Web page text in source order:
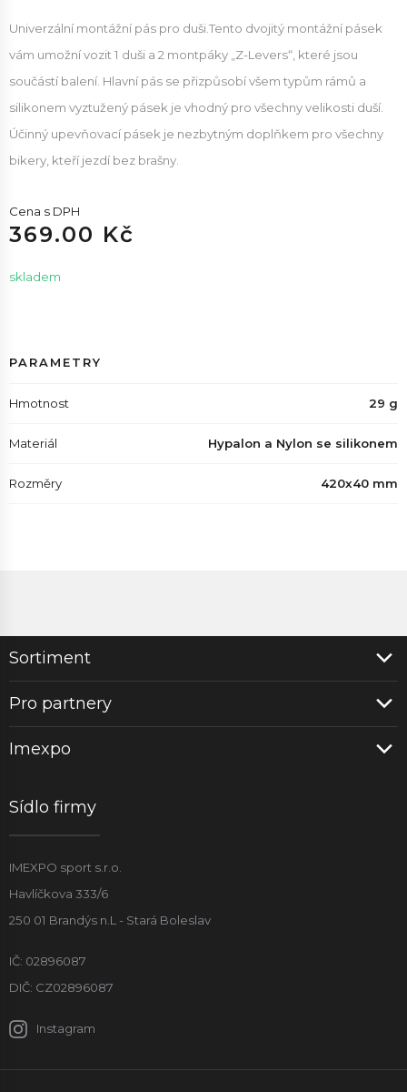
Univerzální montážní pás pro duši.Tento dvojitý montážní pásek
vám umožní vozit 1 duši a 2 montpáky „Z-Levers“, které jsou
součástí balení. Hlavní pás se přizpůsobí všem typům rámů a
silikonem vyztužený pásek je vhodný pro všechny velikosti duší.
Účinný upevňovací pásek je nezbytným doplňkem pro všechny
bikery, kteří jezdí bez brašny.
Cena s DPH
369.00 Kč
skladem
PARAMETRY
Hmotnost 29 g
Materiál Hypalon a Nylon se silikonem
Rozměry 420x40 mm
Sortiment
Pro partnery
Imexpo
Sídlo firmy
IMEXPO sport s.r.o.
Havlíčkova 333/6
250 01 Brandýs n.L - Stará Boleslav
IČ: 02896087
DIČ: CZ02896087
Instagram